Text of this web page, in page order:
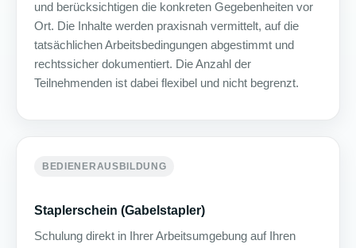
und berücksichtigen die konkreten Gegebenheiten vor
Ort. Die Inhalte werden praxisnah vermittelt, auf die
tatsächlichen Arbeitsbedingungen abgestimmt und
rechtssicher dokumentiert. Die Anzahl der
Teilnehmenden ist dabei flexibel und nicht begrenzt.
BEDIENERAUSBILDUNG
Staplerschein (Gabelstapler)
Schulung direkt in Ihrer Arbeitsumgebung auf Ihren